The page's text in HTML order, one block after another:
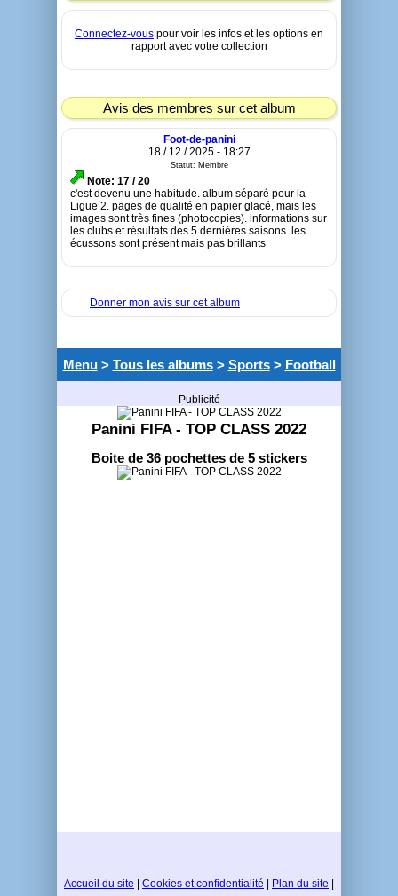
Connectez-vous pour voir les infos et les options en
rapport avec votre collection
Avis des membres sur cet album
Foot-de-panini
18 / 12 / 2025 - 18:27
Statut: Membre
Note: 17 / 20
c'est devenu une habitude. album séparé pour la
Ligue 2. pages de qualité en papier glacé, mais les
images sont très fines (photocopies). informations sur
les clubs et résultats des 5 dernières saisons. les
écussons sont présent mais pas brillants
Donner mon avis sur cet album
Menu> Tous les albums> Sports> Football
Publicité
Panini FIFA - TOP CLASS 2022
Boite de 36 pochettes de 5 stickers
Accueil du site Cookies et confidentialité Plan du site